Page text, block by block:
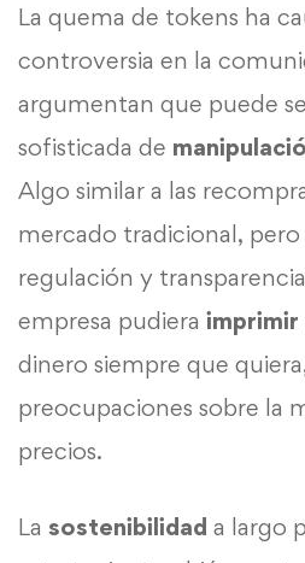
La quema de tokens ha
controversia en la
argumentan que puede
sofisticada de
Algo similar a las
mercado tradicional,
regulación y
empresa pudiera imprimir
dinero siempre que
preocupaciones sobre la
precios.
La sostenibilidad a largo